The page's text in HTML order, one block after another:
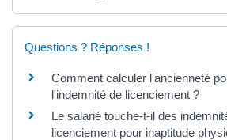
Questions ? Réponses !
Comment calculer l'ancienneté
l'indemnité de licenciement ?
Le salarié touche-t-il des
licenciement pour inaptitude